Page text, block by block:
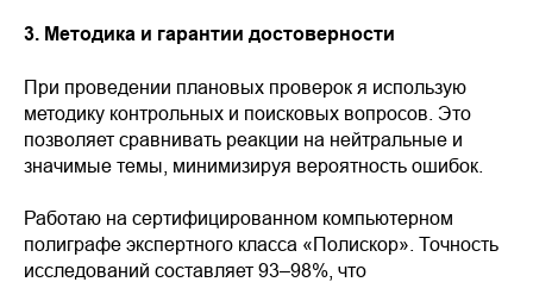
3. Методика и гарантии достоверности
При проведении плановых проверок я использую
методику контрольных и поисковых вопросов. Это
позволяет сравнивать реакции на нейтральные и
значимые темы, минимизируя вероятность ошибок.
Работаю на сертифицированном компьютерном
полиграфе экспертного класса «Полискор». Точность
исследований составляет 93–98%, что